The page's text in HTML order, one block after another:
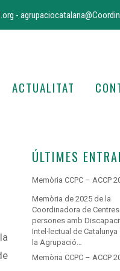
-
ACTUALITAT
ÚLTIMES
Memòria CCPC – ACCP
Memòria de 2025 de la
Coordinadora de
persones amb
Intel·lectual de Catalunya
la Agrupació…
Memòria CCPC – ACCP